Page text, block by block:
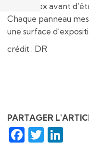
Prismaflex avant
Chaque panneau
une surface
crédit : DR
PARTAGER
Facebook
Twitter